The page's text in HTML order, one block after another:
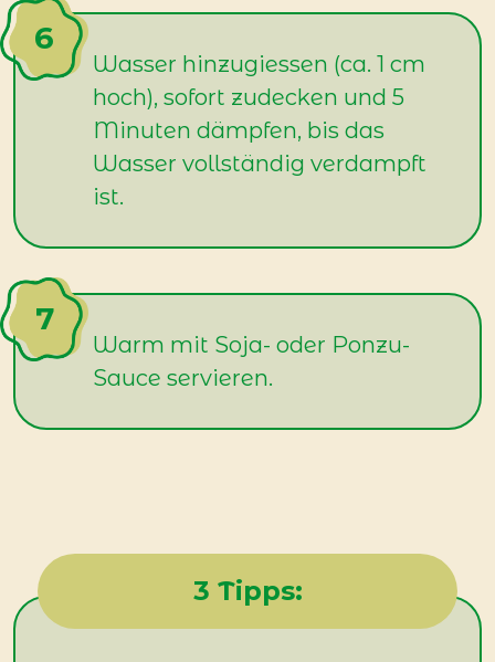
Wasser hinzugiessen (ca. 1 cm
hoch), sofort zudecken und 5
Minuten dämpfen, bis das
Wasser vollständig verdampft
ist.
Warm mit Soja- oder Ponzu-
Sauce servieren.
3 Tipps: